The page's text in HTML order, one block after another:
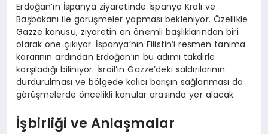
Erdoğan’ın İspanya ziyaretinde İspanya Kralı ve
Başbakanı ile görüşmeler yapması bekleniyor. Özellikle
Gazze konusu, ziyaretin en önemli başlıklarından biri
olarak öne çıkıyor. İspanya’nın Filistin’i resmen tanıma
kararının ardından Erdoğan’ın bu adımı takdirle
karşıladığı biliniyor. İsrail’in Gazze’deki saldırılarının
durdurulması ve bölgede kalıcı barışın sağlanması da
görüşmelerde öncelikli konular arasında yer alacak.
İşbirliği ve Anlaşmalar